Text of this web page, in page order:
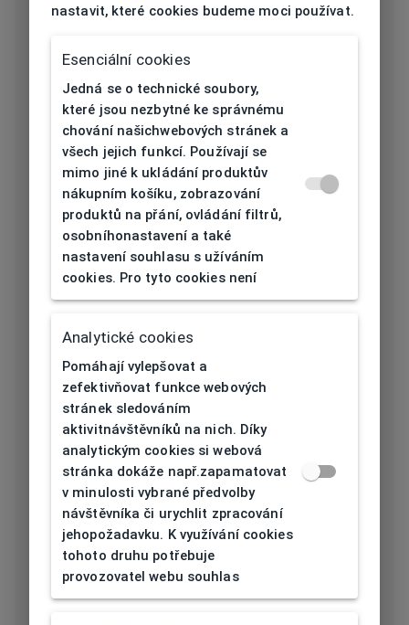
Tvar obruby
Šířka očnice
[mm]
146
Šířka nosníku
[mm]
Výška očnice
[mm]
66
Délka stranice
[mm]
Typ nosníku Guma
Prohnutí očnice
[báze]
6
Flex Ne
Materiál čočky Plast
Barva čočky Růžová
Kategorie
nastavit, které cookies budeme moci používat.
Esenciální cookies
Jedná se o technické soubory,
které jsou nezbytné ke správnému
chování našichwebových stránek a
všech jejich funkcí. Používají se
mimo jiné k ukládání produktův
nákupním košíku, zobrazování
produktů na přání, ovládání filtrů,
osobníhonastavení a také
nastavení souhlasu s užíváním
cookies. Pro tyto cookies není
Analytické cookies
Pomáhají vylepšovat a
zefektivňovat funkce webových
stránek sledováním
aktivitnávštěvníků na nich. Díky
analytickým cookies si webová
stránka dokáže např.zapamatovat
v minulosti vybrané předvolby
návštěvníka či urychlit zpracování
jehopožadavku. K využívání cookies
tohoto druhu potřebuje
provozovatel webu souhlas